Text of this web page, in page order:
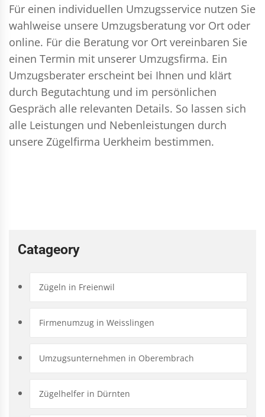
Für einen individuellen Umzugsservice nutzen Sie
wahlweise unsere Umzugsberatung vor Ort oder
online. Für die Beratung vor Ort vereinbaren Sie
einen Termin mit unserer Umzugsfirma. Ein
Umzugsberater erscheint bei Ihnen und klärt
durch Begutachtung und im persönlichen
Gespräch alle relevanten Details. So lassen sich
alle Leistungen und Nebenleistungen durch
unsere Zügelfirma Uerkheim bestimmen.
Catageory
Zügeln in Freienwil
Firmenumzug in Weisslingen
Umzugsunternehmen in Oberembrach
Zügelhelfer in Dürnten